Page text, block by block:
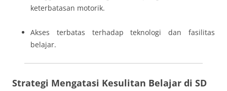
keterbatasan motorik.
Akses terbatas terhadap teknologi dan fasilitas
belajar.
Strategi Mengatasi Kesulitan Belajar di SD